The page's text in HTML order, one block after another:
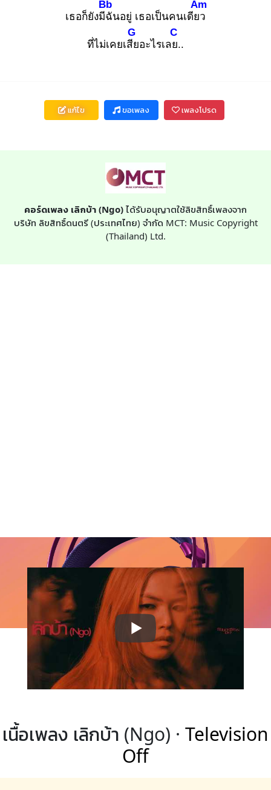
เธอก็ยังมีฉั
Bb
นอยู่ เธอเป็นคนเดียว
Am
ที่ไม่เคยเสีย
G
อะไรเลย.
C
.
แก้ไข ขอเพลง เพลงโปรด
คอร์ดเพลง เลิกบ้า (Ngo) ได้รับอนุญาตใช้ลิขสิทธิ์เพลงจาก
บริษัท ลิขสิทธิ์ดนตรี (ประเทศไทย) จำกัด MCT: Music Copyright
(Thailand) Ltd.
เนื้อเพลง เลิกบ้า (Ngo) · Television
Off